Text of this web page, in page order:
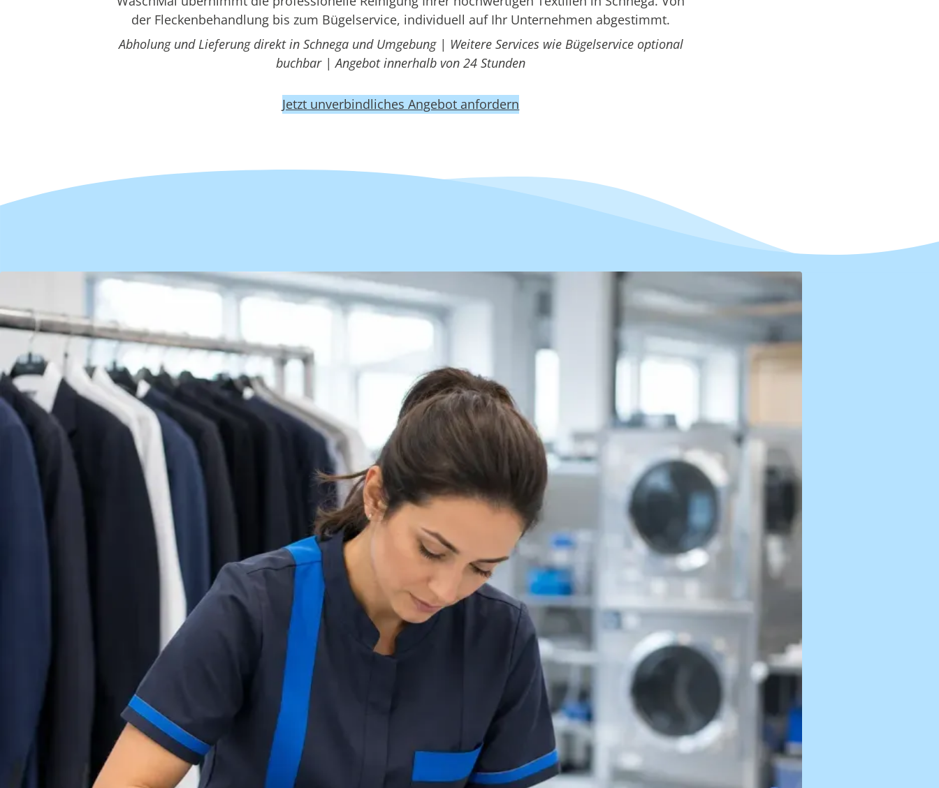
der Fleckenbehandlung bis zum Bügelservice, individuell auf Ihr Unternehmen abgestimmt.
Abholung und Lieferung direkt in Schnega und Umgebung | Weitere Services wie Bügelservice optional
buchbar | Angebot innerhalb von 24 Stunden
Jetzt unverbindliches Angebot anfordern